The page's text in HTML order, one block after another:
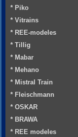
* Piko
* Vitrains
* REE-modeles
* Tillig
* Mabar
* Mehano
* Mistral Train
* Fleischmann
* OSKAR
* BRAWA
* REE modeles